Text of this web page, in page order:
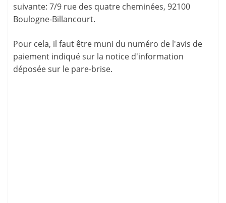
suivante: 7/9 rue des quatre cheminées, 92100
Boulogne-Billancourt.
Pour cela, il faut être muni du numéro de l'avis de
paiement indiqué sur la notice d'information
déposée sur le pare-brise.